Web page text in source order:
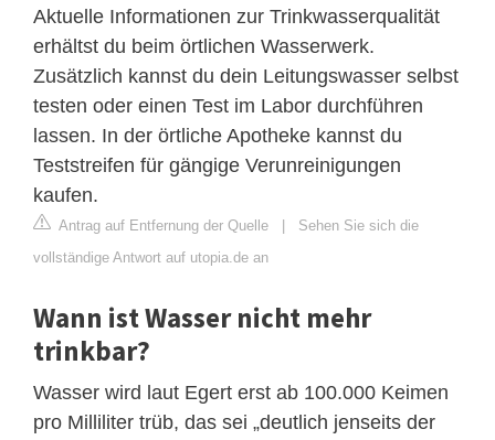
Aktuelle Informationen zur Trinkwasserqualität
erhältst du beim örtlichen Wasserwerk.
Zusätzlich kannst du dein Leitungswasser selbst
testen oder einen Test im Labor durchführen
lassen. In der örtliche Apotheke kannst du
Teststreifen für gängige Verunreinigungen
kaufen.
Antrag auf Entfernung der Quelle
Sehen Sie sich die
vollständige Antwort auf utopia.de an
Wann ist Wasser nicht mehr
trinkbar?
Wasser wird laut Egert erst ab 100.000 Keimen
pro Milliliter trüb, das sei „deutlich jenseits der